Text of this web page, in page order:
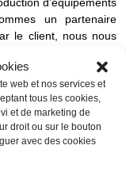
web et nos services et
tous les cookies,
et de marketing de
droit ou sur le bouton
avec des cookies
d’équipements
un partenaire
le client, nous nous
Nous partons de la
de prototypes et
suivant l’approche
comprenant le
le picking, la
avec les systèmes